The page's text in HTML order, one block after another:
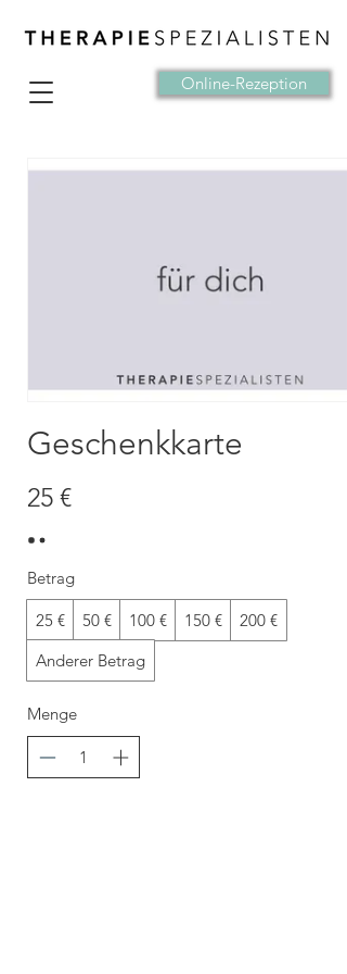
Online-Rezeption
Geschenkkarte
25 €
Betrag
25 € 50 € 100 € 150 €
200 €
Anderer Betrag
Menge